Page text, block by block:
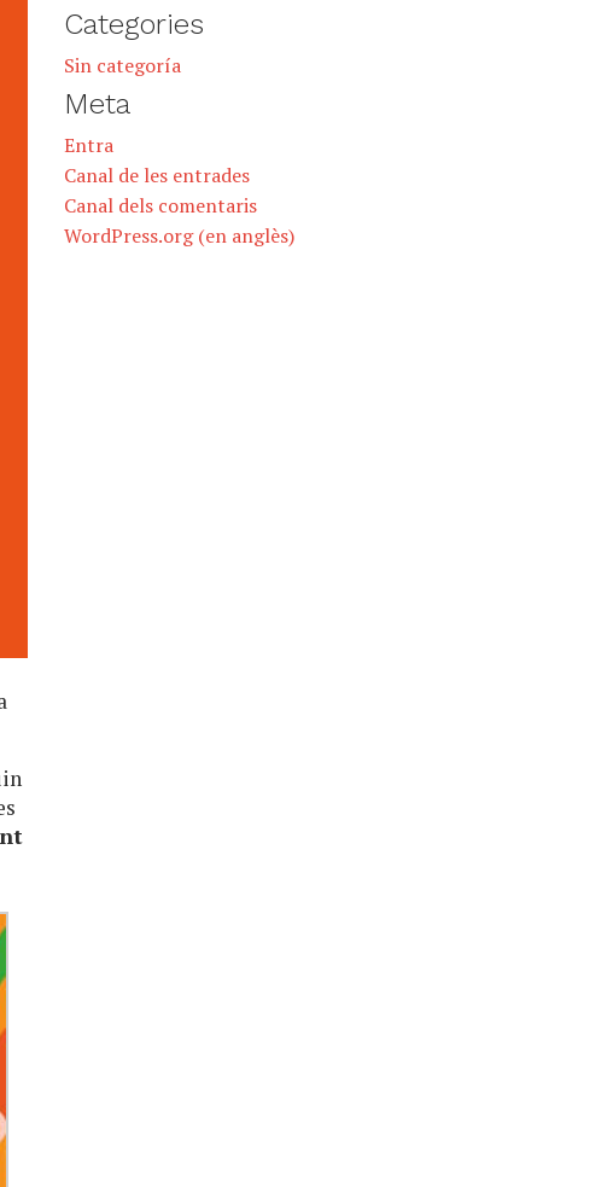
Categories
Sin categoría
Meta
Entra
Canal de les entrades
Canal dels comentaris
WordPress.org (en anglès)